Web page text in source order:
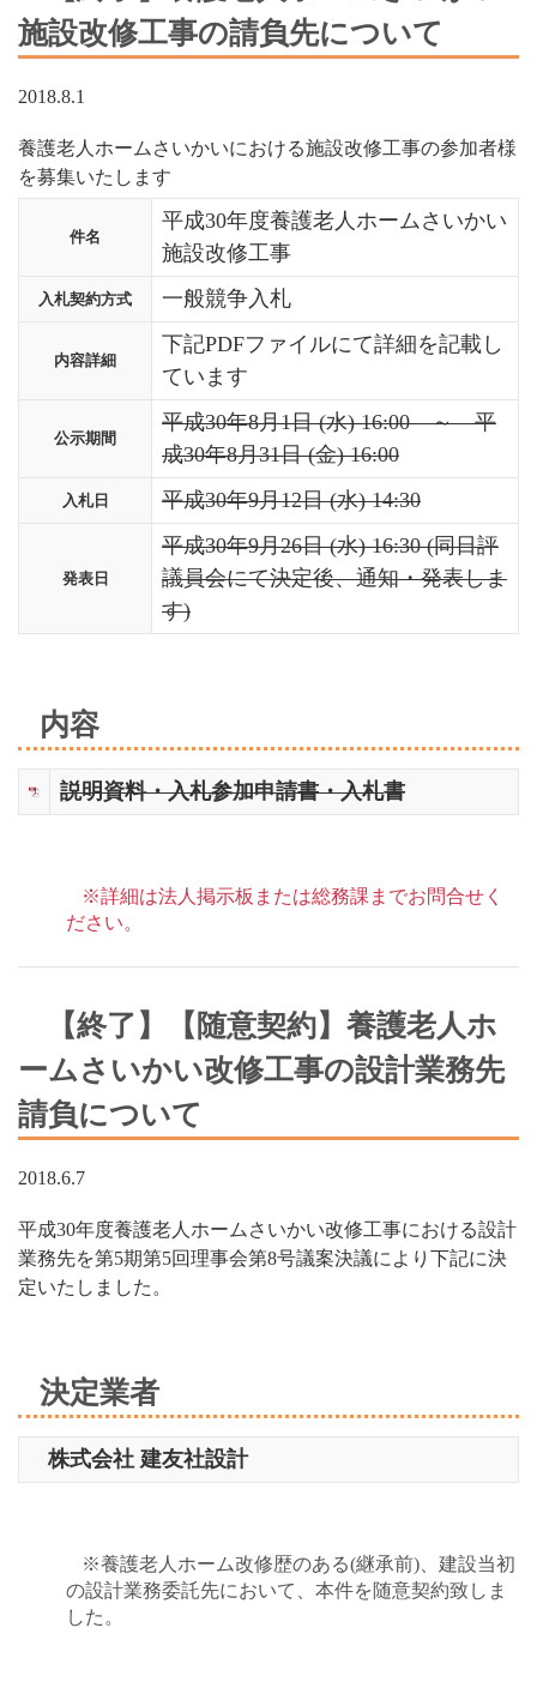
施設改修工事の請負先について
2018.8.1
養護老人ホームさいかいにおける施設改修工事の参加者様
を募集いたします
件名
平成30年度養護老人ホームさいかい
施設改修工事
入札契約方式 一般競争入札
内容詳細
下記PDFファイルにて詳細を記載し
ています
公示期間
平成30年8月1日 (水) 16:00 ～ 平
成30年8月31日 (金) 16:00
入札日 平成30年9月12日 (水) 14:30
発表日
平成30年9月26日 (水) 16:30 (同日評
議員会にて決定後、通知・発表しま
す)
内容
説明資料・入札参加申請書・入札書
※詳細は法人掲示板または総務課までお問合せく
ださい。
【終了】【随意契約】養護老人ホ
ームさいかい改修工事の設計業務先
請負について
2018.6.7
平成30年度養護老人ホームさいかい改修工事における設計
業務先を第5期第5回理事会第8号議案決議により下記に決
定いたしました。
決定業者
株式会社 建友社設計
※養護老人ホーム改修歴のある(継承前)、建設当初
の設計業務委託先において、本件を随意契約致しま
した。